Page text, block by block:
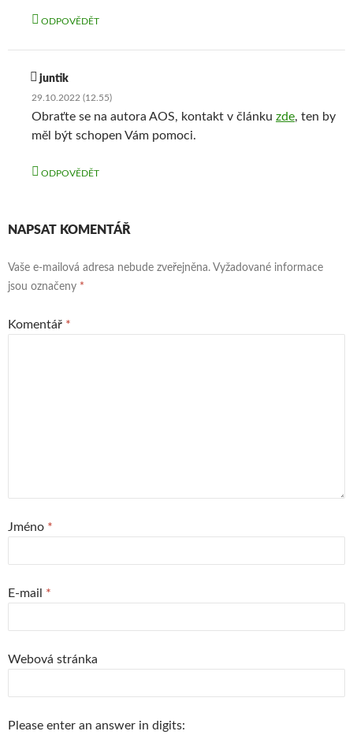
ODPOVĚDĚT
juntik
29.10.2022 (12.55)
Obraťte se na autora AOS, kontakt v článku zde, ten by
měl být schopen Vám pomoci.
ODPOVĚDĚT
NAPSAT KOMENTÁŘ
Vaše e-mailová adresa nebude zveřejněna. Vyžadované informace
jsou označeny *
Komentář *
Jméno *
E-mail *
Webová stránka
Please enter an answer in digits: